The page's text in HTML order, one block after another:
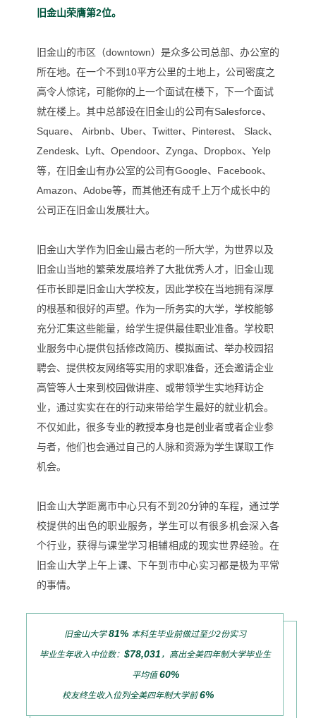
旧金山荣膺第2位。
旧金山的市区（downtown）是众多公司总部、办公室的
所在地。在一个不到10平方公里的土地上，公司密度之
高令人惊诧，可能你的上一个面试在楼下，下一个面试
就在楼上。 其中总部设在旧金山的公司有Salesforce、
Square、 Airbnb、Uber、Twitter、Pinterest、 Slack、
Zendesk、Lyft、Opendoor、Zynga、Dropbox、Yelp
等，在旧金山有办公室的公司有Google、Facebook、
Amazon、Adobe等，而其他还有成千上万个成长中的
公司正在旧金山发展壮大。
旧金山大学作为旧金山最古老的一所大学， 为世界以及
旧金山当地的繁荣发展培养了大批优秀人才，旧金山现
任市长即是旧金山大学校友，因此学校在当地拥有深厚
的根基和很好的声望。作为一所务实的大学，学校能够
充分汇集这些能量，给学生提供最佳职业准备。学校职
业服务中心提供包括修改简历、模拟面试、举办校园招
聘会、提供校友网络等实用的求职准备，还会邀请企业
高管等人士来到校园做讲座、或带领学生实地拜访企
业，通过实实在在的行动来带给学生最好的就业机会。
不仅如此，很多专业的教授本身也是创业者或者企业参
与者，他们也会通过自己的人脉和资源为学生谋取工作
机会。
旧金山大学距离市中心只有不到20分钟的车程，通过学
校提供的出色的职业服务，学生可以有很多机会深入各
个行业，获得与课堂学习相辅相成的现实世界经验。在
旧金山大学上午上课、下午到市中心实习都是极为平常
的事情。
旧金山大学81% 本科生毕业前做过至少2份实习
毕业生年收入中位数： $78,031 ，高出全美四年制大学毕业生
平均值60%
校友终生收入位列全美四年制大学前6%